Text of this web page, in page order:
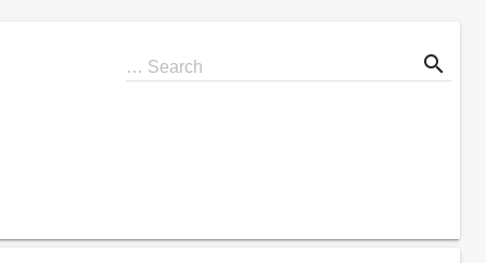
Search
for
Search … search